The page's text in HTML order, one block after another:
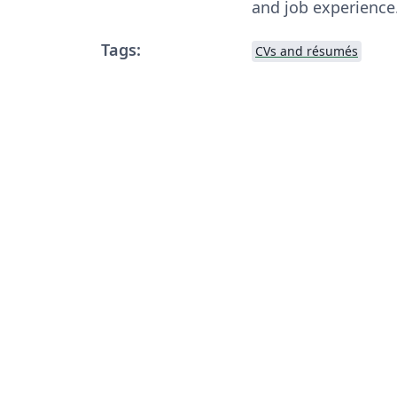
and job
Tags:
CVs and résumés